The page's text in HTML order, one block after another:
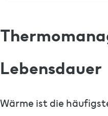
Lebensdauer
Wärme ist die